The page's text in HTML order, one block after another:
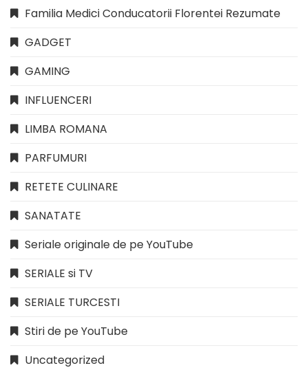
Familia Medici Conducatorii Florentei Rezumate
GADGET
GAMING
INFLUENCERI
LIMBA ROMANA
PARFUMURI
RETETE CULINARE
SANATATE
Seriale originale de pe YouTube
SERIALE si TV
SERIALE TURCESTI
Stiri de pe YouTube
Uncategorized